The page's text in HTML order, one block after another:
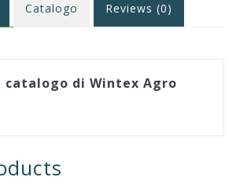
Reviews (0)
Catalogo
catalogo di Wintex Agro